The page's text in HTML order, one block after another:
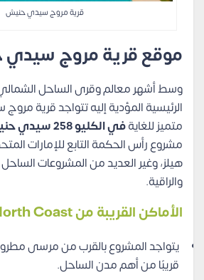
قرية مروج سيدي حنيش
موقع قرية مروج
وسط أشهر معالم وقرى الساحل
الرئيسية المؤدية إليه تتواجد قرية
متميز للغايةفي الكليو 258 سيدي حنيش،
مشروع رأس الحكمة التابع للإمارات
هيلز، وغير العديد من المشروعات
والراقية.
الأماكن القريبة منCoast
يتواجد المشروع بالقرب من مرسى
قريبًا من أهم مدن الساحل.